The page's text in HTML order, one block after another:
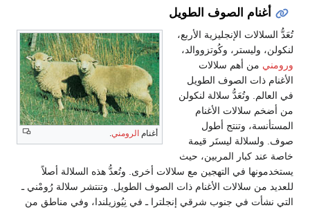
أغنام الصوف الطويل
أغنام الرومني
تُعَدُّ السلالات الإنجليزية الأربع،
لنكولن، وليستر، وكُوتزووالد،
ورومني من أهم سلالات
الأغنام ذات الصوف الطويل
في العالم. وتُعَدُّ سلالة لنكولن
من أضخم سلالات الأغنام
المستأنسة، وتنتج أطول
صوف. ولسلالة ليستَر قيمة
خاصة عند كبار المربين، حيث
يستخدمونها في التهجين مع سلالات أخرى. وتُعدُّ هذه السلالة أصلاً
للعديد من سلالات الأغنام ذات الصوف الطويل. وتنتشر سلالة رُومْني ـ
التي نشأت في جنوب شرقي إنجلترا ـ في نِيُوزيلندا، وفي مناطق من